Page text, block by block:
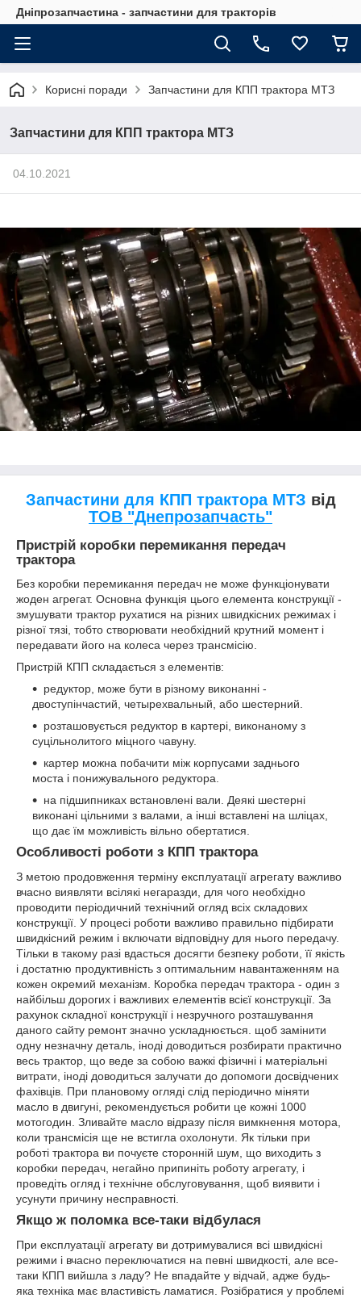
Дніпрозапчастина - запчастини для тракторів
Корисні поради Запчастини для КПП трактора МТЗ
Запчастини для КПП трактора МТЗ
04.10.2021
Запчастини для КПП трактора МТЗ від
ТОВ "Днепрозапчасть"
Пристрій коробки перемикання передач
трактора
Без коробки перемикання передач не може функціонувати
жоден агрегат. Основна функція цього елемента конструкції -
змушувати трактор рухатися на різних швидкісних режимах і
різної тязі, тобто створювати необхідний крутний момент і
передавати його на колеса через трансмісію.
Пристрій КПП складається з елементів:
редуктор, може бути в різному виконанні -
двоступінчастий, четырехвальный, або шестерний.
розташовується редуктор в картері, виконаному з
суцільнолитого міцного чавуну.
картер можна побачити між корпусами заднього
моста і понижувального редуктора.
на підшипниках встановлені вали. Деякі шестерні
виконані цільними з валами, а інші вставлені на шліцах,
що дає їм можливість вільно обертатися.
Особливості роботи з КПП трактора
З метою продовження терміну експлуатації агрегату важливо
вчасно виявляти всілякі негаразди, для чого необхідно
проводити періодичний технічний огляд всіх складових
конструкції. У процесі роботи важливо правильно підбирати
швидкісний режим і включати відповідну для нього передачу.
Тільки в такому разі вдасться досягти безпеку роботи, її якість
і достатню продуктивність з оптимальним навантаженням на
кожен окремий механізм. Коробка передач трактора - один з
найбільш дорогих і важливих елементів всієї конструкції. За
рахунок складної конструкції і незручного розташування
даного сайту ремонт значно ускладнюється. щоб замінити
одну незначну деталь, іноді доводиться розбирати практично
весь трактор, що веде за собою важкі фізичні і матеріальні
витрати, іноді доводиться залучати до допомоги досвідчених
фахівців. При плановому огляді слід періодично міняти
масло в двигуні, рекомендується робити це кожні 1000
мотогодин. Зливайте масло відразу після вимкнення мотора,
коли трансмісія ще не встигла охолонути. Як тільки при
роботі трактора ви почуєте сторонній шум, що виходить з
коробки передач, негайно припиніть роботу агрегату, і
проведіть огляд і технічне обслуговування, щоб виявити і
усунути причину несправності.
Якщо ж поломка все-таки відбулася
При експлуатації агрегату ви дотримувалися всі швидкісні
режими і вчасно переключатися на певні швидкості, але все-
таки КПП вийшла з ладу? Не впадайте у відчай, адже будь-
яка техніка має властивість ламатися. Розібратися у проблемі